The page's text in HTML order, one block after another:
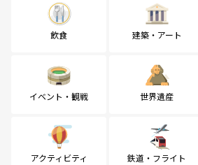
飲食 建築・アート
イベント・観戦 世界遺産
アクティビティ 鉄道・フライト